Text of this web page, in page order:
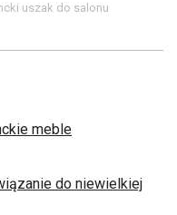
uszak do salonu
meble
do niewielkiej